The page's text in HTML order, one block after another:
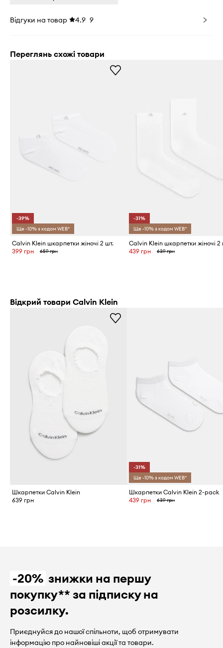
Відгуки на товар 4.9 9
Переглянь схожі товари
-39%
Ще -10% з кодом WEB*
Calvin Klein шкарпетки жіночі 2 шт.
399 грн
659 грн
-31%
Ще -10% з кодом WEB*
Calvin Klein шкарпетки жіночі 2
439 грн
639 грн
Відкрий товари Calvin Klein
Шкарпетки Calvin Klein
639 грн
-31%
Ще -10% з кодом WEB*
Шкарпетки Calvin Klein 2-pack
439 грн
639 грн
-20% знижки на першу
покупку** за підписку на
розсилку.
Приєднуйся до нашої спільноти, щоб отримувати
інформацію про найновіші акції та товари.